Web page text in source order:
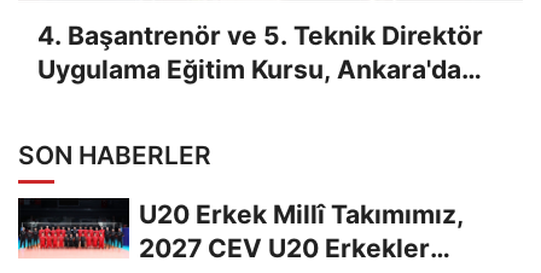
4. Başantrenör ve 5. Teknik Direktör
Uygulama Eğitim Kursu, Ankara'da
SON HABERLER
U20 Erkek Millî Takımımız,
2027 CEV U20 Erkekler